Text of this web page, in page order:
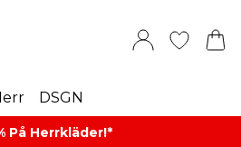
DSGN
På Herrkläder!*​